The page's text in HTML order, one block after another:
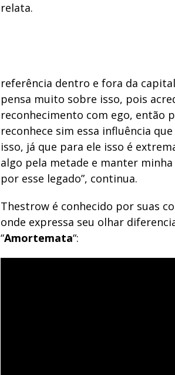
relata.
referência dentro e fora da
pensa muito sobre isso, pois
reconhecimento com ego, então
reconhece sim essa influência
isso, já que para ele isso é
algo pela metade e manter
por esse legado”, continua.
Thestrow é conhecido por suas
onde expressa seu olhar
“Amortemata“: